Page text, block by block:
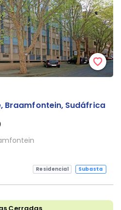
Braamfontein, Sudáfrica
Residencial Subasta